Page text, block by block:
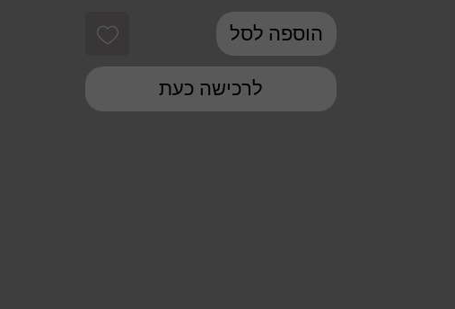
הוספה לסל
לרכישה כעת